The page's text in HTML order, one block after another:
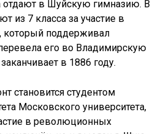
отдают в Шуйскую гимназию. В
из 7 класса за участие в
который поддерживал
его во Владимирскую
в 1886 году.
становится студентом
Московского университета,
в революционных